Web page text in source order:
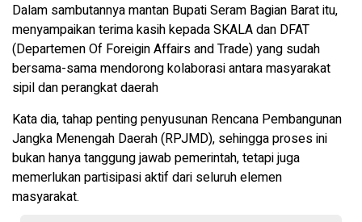
Dalam sambutannya mantan Bupati Seram Bagian Barat itu,
menyampaikan terima kasih kepada SKALA dan DFAT
(Departemen Of Foreigin Affairs and Trade) yang sudah
bersama-sama mendorong kolaborasi antara masyarakat
sipil dan perangkat daerah
Kata dia, tahap penting penyusunan Rencana Pembangunan
Jangka Menengah Daerah (RPJMD), sehingga proses ini
bukan hanya tanggung jawab pemerintah, tetapi juga
memerlukan partisipasi aktif dari seluruh elemen
masyarakat.